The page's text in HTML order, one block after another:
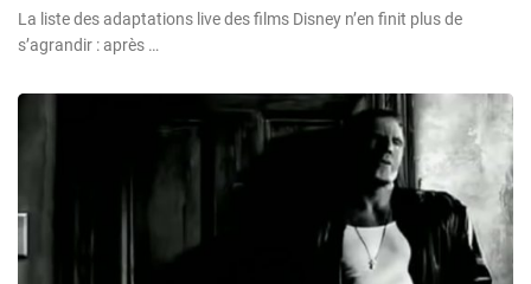
La liste des adaptations live des films Disney n’en finit plus de
s’agrandir : après …